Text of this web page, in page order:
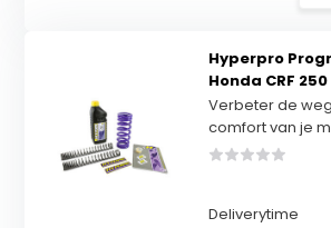
Hyperpro
Honda CRF
Verbeter de
comfort van je
Deliverytime